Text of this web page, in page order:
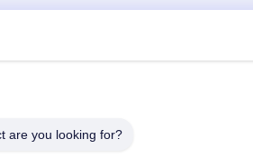
are you looking for?